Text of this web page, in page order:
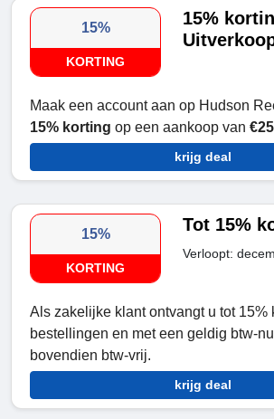
15%
KORTING
15%
Maak een account aan op Hudson
15% korting op een aankoop van
krijg deal
15%
KORTING
Tot 15%
Verloopt:
Als zakelijke klant ontvangt u tot 15%
bestellingen en met een geldig btw-
bovendien btw-vrij.
krijg deal